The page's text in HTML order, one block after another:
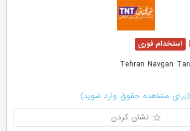
(برای مشاهده حقوق وارد شوید)
نشان کردن